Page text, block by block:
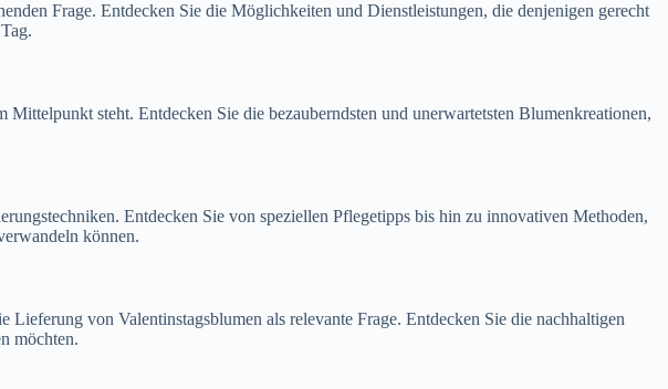
Frage. Entdecken Sie die Möglichkeiten und Dienstleistungen, die denjenigen gerecht
steht. Entdecken Sie die bezauberndsten und unerwartetsten Blumenkreationen,
Entdecken Sie von speziellen Pflegetipps bis hin zu innovativen Methoden,
können.
von Valentinstagsblumen als relevante Frage. Entdecken Sie die nachhaltigen
möchten.